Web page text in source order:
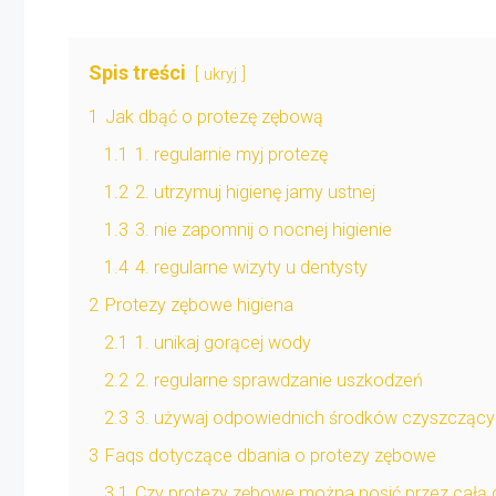
Spis treści ukryj
1 Jak dbąć o protezę zębową
1.1 1. regularnie myj protezę
1.2 2. utrzymuj higienę jamy ustnej
1.3 3. nie zapomnij o nocnej higienie
1.4 4. regularne wizyty u dentysty
2 Protezy zębowe higiena
2.1 1. unikaj gorącej wody
2.2 2. regularne sprawdzanie uszkodzeń
2.3 3. używaj odpowiednich środków
3 Faqs dotyczące dbania o protezy zębowe